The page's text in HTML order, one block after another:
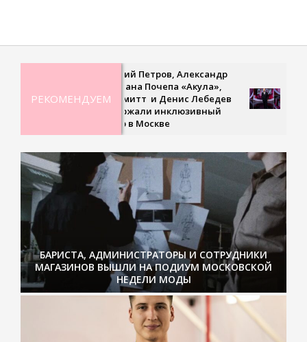
РЕКОМЕНДУЕМ
Дмитрий Петров, Александр
Ян, Оксана Почепа «Акула»,
Кира Смитт и Денис Лебедев
поддержали инклюзивный
турнир в Москве
БАРИСТА, АДМИНИСТРАТОРЫ И СОТРУДНИКИ
МАГАЗИНОВ ВЫШЛИ НА ПОДИУМ МОСКОВСКОЙ
НЕДЕЛИ МОДЫ